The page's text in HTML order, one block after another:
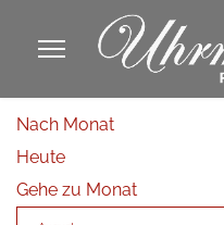
Nach Monat
Heute
Gehe zu Monat